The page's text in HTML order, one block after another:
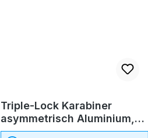
Triple-Lock Karabiner
asymmetrisch Aluminium,
Nr. 47822